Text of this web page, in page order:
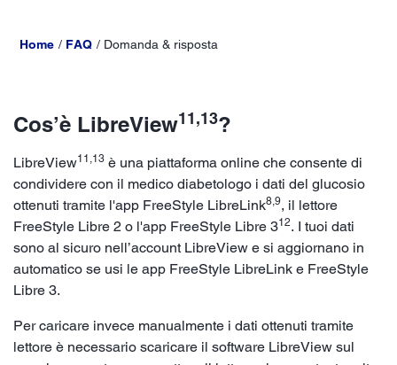
Home FAQ Domanda & risposta
Cos’è LibreView11,13?
LibreView11,13 è una piattaforma online che consente di
condividere con il medico diabetologo i dati del glucosio
ottenuti tramite l'app FreeStyle LibreLink8,9, il lettore
FreeStyle Libre 2 o l'app FreeStyle Libre 312. I tuoi dati
sono al sicuro nell’account LibreView e si aggiornano in
automatico se usi le app FreeStyle LibreLink e FreeStyle
Libre 3.
Per caricare invece manualmente i dati ottenuti tramite
lettore è necessario scaricare il software LibreView sul